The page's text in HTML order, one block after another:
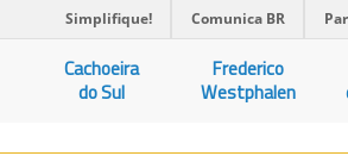
Simplifique! Comunica BR
Cachoeira
do Sul
Frederico
Westphalen